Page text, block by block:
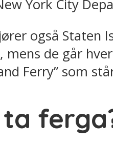
York City
også
de går
Ferry” som